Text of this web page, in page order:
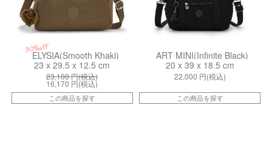
30%off
ELYSIA(Smooth Khaki)
23 x 29.5 x 12.5 cm
23,100円(税込)
16,170 円(税込)
この商品を探す
ART MINI(Infinite Black)
20 x 39 x 18.5 cm
22,000 円(税込)
この商品を探す